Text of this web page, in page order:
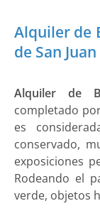
Alquiler de
de San Juan
Alquiler de
completado
es
conservado,
exposiciones
Rodeando el
verde, objetos